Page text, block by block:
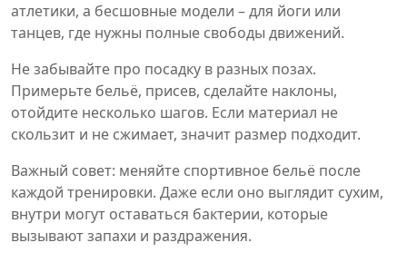
атлетики, а бесшовные модели – для йоги или
танцев, где нужны полные свободы движений.
Не забывайте про посадку в разных позах.
Примерьте бельё, присев, сделайте наклоны,
отойдите несколько шагов. Если материал не
скользит и не сжимает, значит размер подходит.
Важный совет: меняйте спортивное бельё после
каждой тренировки. Даже если оно выглядит сухим,
внутри могут оставаться бактерии, которые
вызывают запахи и раздражения.